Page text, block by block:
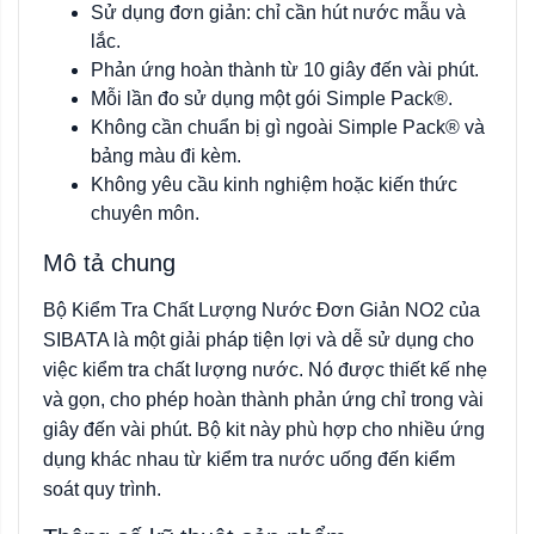
Sử dụng đơn giản: chỉ cần hút nước mẫu và
lắc.
Phản ứng hoàn thành từ 10 giây đến vài phút.
Mỗi lần đo sử dụng một gói Simple Pack®.
Không cần chuẩn bị gì ngoài Simple Pack® và
bảng màu đi kèm.
Không yêu cầu kinh nghiệm hoặc kiến thức
chuyên môn.
Mô tả chung
Bộ Kiểm Tra Chất Lượng Nước Đơn Giản NO2 của
SIBATA là một giải pháp tiện lợi và dễ sử dụng cho
việc kiểm tra chất lượng nước. Nó được thiết kế nhẹ
và gọn, cho phép hoàn thành phản ứng chỉ trong vài
giây đến vài phút. Bộ kit này phù hợp cho nhiều ứng
dụng khác nhau từ kiểm tra nước uống đến kiểm
soát quy trình.